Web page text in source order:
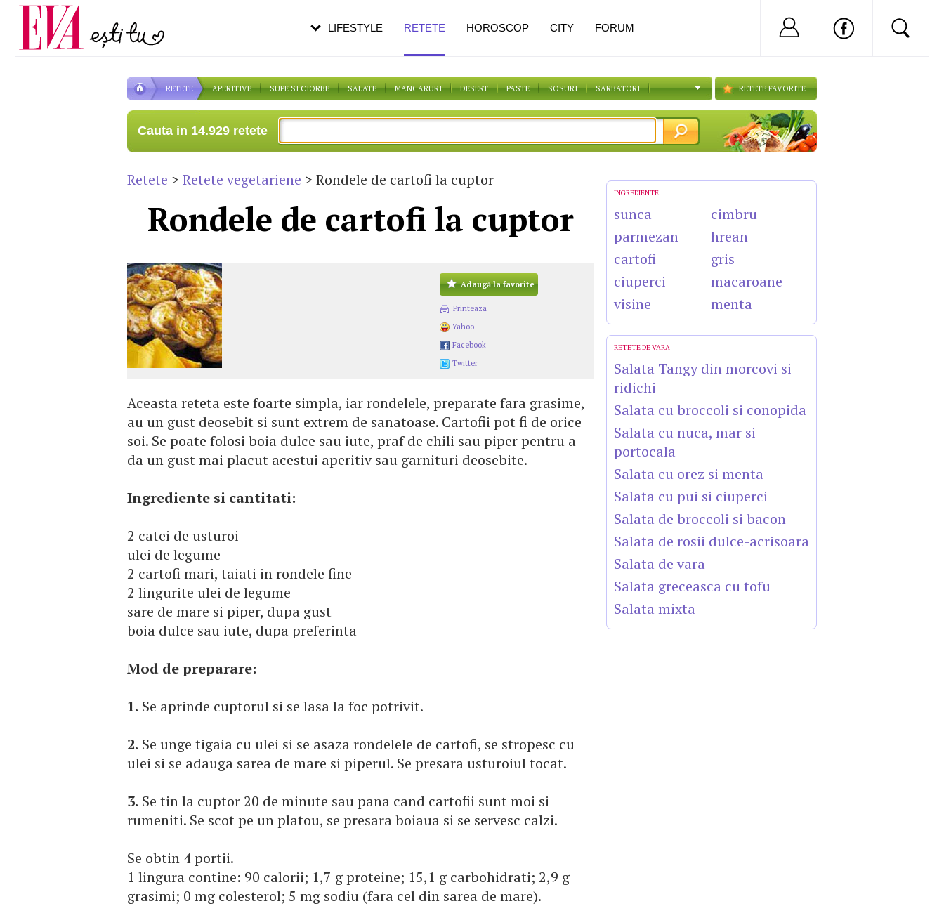
RETETE APERITIVE SUPE SI CIORBE SALATE MANCARURI DESERT PASTE SOSURI SARBATORI RETETE FAVORITE
Cauta in 14.929 retete
Retete > Retete vegetariene > Rondele de cartofi la cuptor
Rondele de cartofi la cuptor
Adaugă la favorite
Printeaza
Yahoo
Facebook
Twitter
Aceasta reteta este foarte simpla, iar rondelele, preparate fara grasime,
au un gust deosebit si sunt extrem de sanatoase. Cartofii pot fi de orice
soi. Se poate folosi boia dulce sau iute, praf de chili sau piper pentru a
da un gust mai placut acestui aperitiv sau garnituri deosebite.
Ingrediente si cantitati:
2 catei de usturoi
ulei de legume
2 cartofi mari, taiati in rondele fine
2 lingurite ulei de legume
sare de mare si piper, dupa gust
boia dulce sau iute, dupa preferinta
Mod de preparare:
1. Se aprinde cuptorul si se lasa la foc potrivit.
2. Se unge tigaia cu ulei si se asaza rondelele de cartofi, se stropesc cu
ulei si se adauga sarea de mare si piperul. Se presara usturoiul tocat.
3. Se tin la cuptor 20 de minute sau pana cand cartofii sunt moi si
rumeniti. Se scot pe un platou, se presara boiaua si se servesc calzi.
Se obtin 4 portii.
1 lingura contine: 90 calorii; 1,7 g proteine; 15,1 g carbohidrati; 2,9 g
grasimi; 0 mg colesterol; 5 mg sodiu (fara cel din sarea de mare).
INGREDIENTE
sunca
parmezan
cartofi
ciuperci
visine
cimbru
hrean
gris
macaroane
menta
RETETE DE VARA
Salata Tangy din morcovi si
ridichi
Salata cu broccoli si conopida
Salata cu nuca, mar si
portocala
Salata cu orez si menta
Salata cu pui si ciuperci
Salata de broccoli si bacon
Salata de rosii dulce-acrisoara
Salata de vara
Salata greceasca cu tofu
Salata mixta
LIFESTYLE RETETE HOROSCOP CITY FORUM Nu ai cont?
Carieră
Actualitate